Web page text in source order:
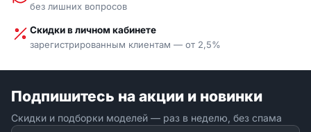
без лишних вопросов
Скидки в личном кабинете
зарегистрированным клиентам — от 2,5%
Подпишитесь на акции и новинки
Скидки и подборки моделей — раз в неделю, без спама